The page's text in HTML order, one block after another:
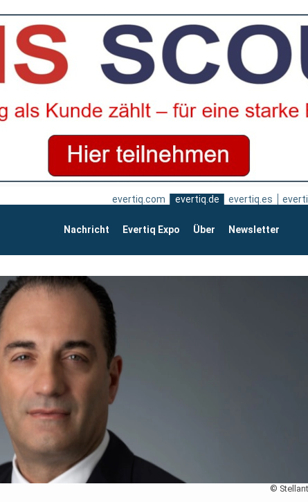
evertiq.com evertiq.de evertiq.es
Nachricht Evertiq Expo Über Newsletter
©